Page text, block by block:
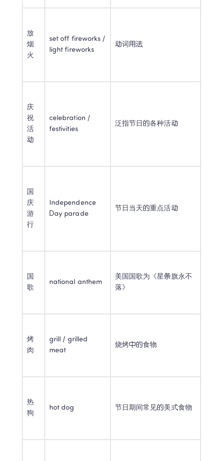
放
烟
火
set off fireworks /
light fireworks
动词用法
庆
祝
活
动
celebration /
festivities
泛指节日的各种活动
国
庆
游
行
Independence
Day parade
节日当天的重点活动
国
歌
national anthem
美国国歌为《星条旗永不
落》
烤
肉
grill / grilled
meat
烧烤中的食物
热
狗
hot dog 节日期间常见的美式食物